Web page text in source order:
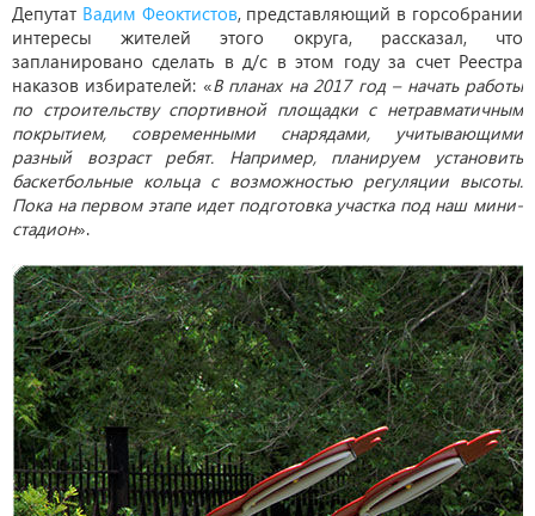
Депутат Вадим Феоктистов, представляющий в горсобрании
интересы жителей этого округа, рассказал, что
запланировано сделать в д/с в этом году за счет Реестра
наказов избирателей: «В планах на 2017 год – начать работы
по строительству спортивной площадки с нетравматичным
покрытием, современными снарядами, учитывающими
разный возраст ребят. Например, планируем установить
баскетбольные кольца с возможностью регуляции высоты.
Пока на первом этапе идет подготовка участка под наш мини-
стадион».